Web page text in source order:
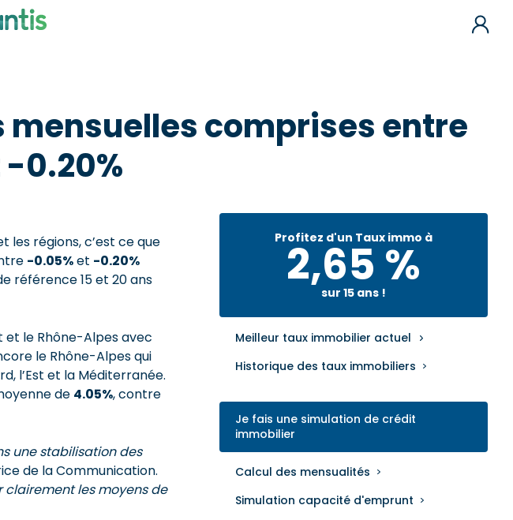
comprises entre
0.20%
les régions, c’est ce que
-0.05%et -0.20%
référence 15 et 20 ans
et le Rhône-Alpes avec
le Rhône-Alpes qui
l’Est et la Méditerranée.
de 4.05%, contre
une stabilisation des
de la Communication.
les moyens de
Profitez d'un Taux immo à
2,65 %
sur 15 ans !
Meilleur taux immobilier actuel
Historique des taux immobiliers
Je fais une simulation de crédit
immobilier
Calcul des mensualités
Simulation capacité d'emprunt